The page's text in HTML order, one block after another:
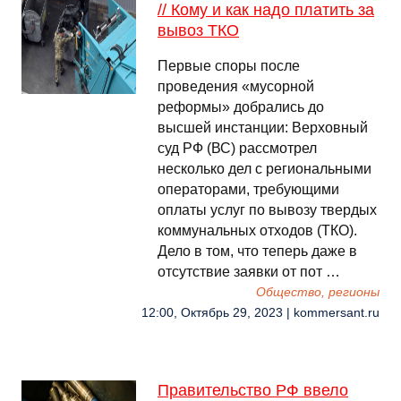
// Кому и как надо платить за
вывоз ТКО
Первые споры после
проведения «мусорной
реформы» добрались до
высшей инстанции: Верховный
суд РФ (ВС) рассмотрел
несколько дел с региональными
операторами, требующими
оплаты услуг по вывозу твердых
коммунальных отходов (ТКО).
Дело в том, что теперь даже в
отсутствие заявки от пот …
Общество, регионы
12:00, Октябрь 29, 2023 | kommersant.ru
Правительство РФ ввело